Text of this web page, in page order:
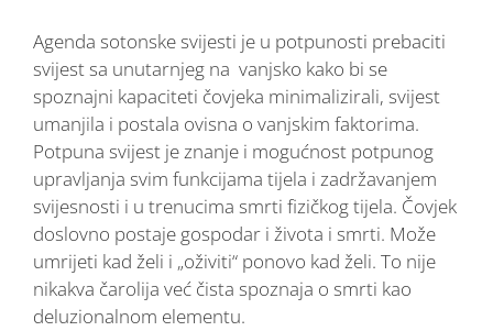
Agenda sotonske svijesti je u potpunosti prebaciti
svijest sa unutarnjeg na vanjsko kako bi se
spoznajni kapaciteti čovjeka minimalizirali, svijest
umanjila i postala ovisna o vanjskim faktorima.
Potpuna svijest je znanje i mogućnost potpunog
upravljanja svim funkcijama tijela i zadržavanjem
svijesnosti i u trenucima smrti fizičkog tijela. Čovjek
doslovno postaje gospodar i života i smrti. Može
umrijeti kad želi i „oživiti“ ponovo kad želi. To nije
nikakva čarolija već čista spoznaja o smrti kao
deluzionalnom elementu.